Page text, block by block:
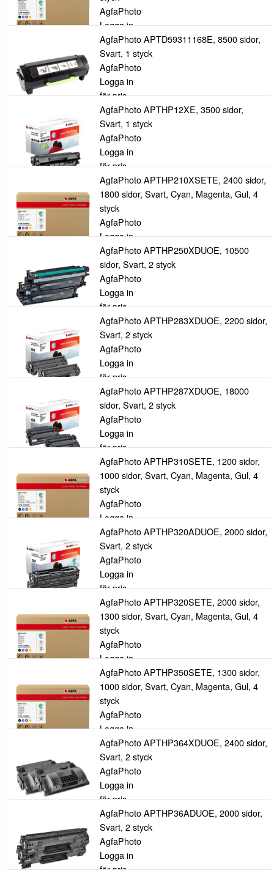
AgfaPhoto
Logga in
för pris
AgfaPhoto APTD59311168E, 8500 sidor,
Svart, 1 styck
AgfaPhoto
Logga in
för pris
AgfaPhoto APTHP12XE, 3500 sidor,
Svart, 1 styck
AgfaPhoto
Logga in
för pris
AgfaPhoto APTHP210XSETE, 2400 sidor,
1800 sidor, Svart, Cyan, Magenta, Gul, 4
styck
AgfaPhoto
Logga in
för pris
AgfaPhoto APTHP250XDUOE, 10500
sidor, Svart, 2 styck
AgfaPhoto
Logga in
för pris
AgfaPhoto APTHP283XDUOE, 2200 sidor,
Svart, 2 styck
AgfaPhoto
Logga in
för pris
AgfaPhoto APTHP287XDUOE, 18000
sidor, Svart, 2 styck
AgfaPhoto
Logga in
för pris
AgfaPhoto APTHP310SETE, 1200 sidor,
1000 sidor, Svart, Cyan, Magenta, Gul, 4
styck
AgfaPhoto
Logga in
för pris
AgfaPhoto APTHP320ADUOE, 2000 sidor,
Svart, 2 styck
AgfaPhoto
Logga in
för pris
AgfaPhoto APTHP320SETE, 2000 sidor,
1300 sidor, Svart, Cyan, Magenta, Gul, 4
styck
AgfaPhoto
Logga in
för pris
AgfaPhoto APTHP350SETE, 1300 sidor,
1000 sidor, Svart, Cyan, Magenta, Gul, 4
styck
AgfaPhoto
Logga in
för pris
AgfaPhoto APTHP364XDUOE, 2400 sidor,
Svart, 2 styck
AgfaPhoto
Logga in
för pris
AgfaPhoto APTHP36ADUOE, 2000 sidor,
Svart, 2 styck
AgfaPhoto
Logga in
för pris